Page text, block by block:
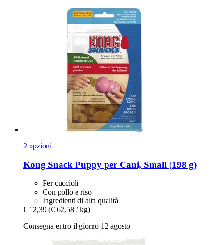
2 opzioni
Kong Snack Puppy per Cani, Small (198 g)
Per cuccioli
Con pollo e riso
Ingredienti di alta qualità
€ 12,39 (€ 62,58 / kg)
Consegna entro il giorno 12 agosto